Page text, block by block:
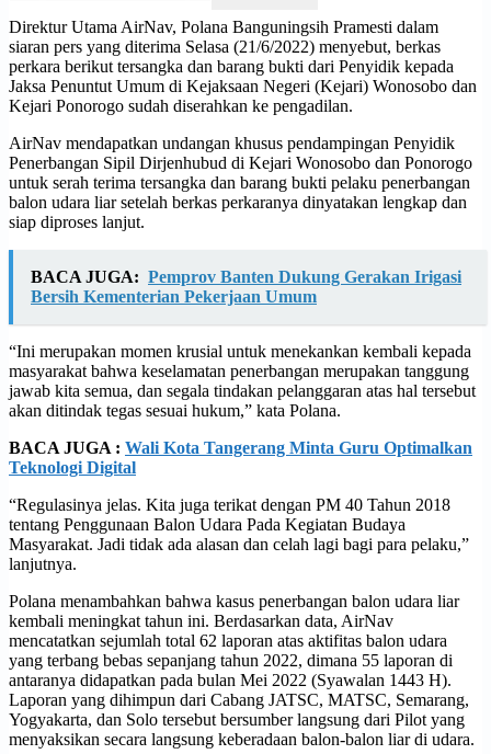
Direktur Utama AirNav, Polana Banguningsih Pramesti dalam
siaran pers yang diterima Selasa (21/6/2022) menyebut, berkas
perkara berikut tersangka dan barang bukti dari Penyidik kepada
Jaksa Penuntut Umum di Kejaksaan Negeri (Kejari) Wonosobo dan
Kejari Ponorogo sudah diserahkan ke pengadilan.
AirNav mendapatkan undangan khusus pendampingan Penyidik
Penerbangan Sipil Dirjenhubud di Kejari Wonosobo dan Ponorogo
untuk serah terima tersangka dan barang bukti pelaku penerbangan
balon udara liar setelah berkas perkaranya dinyatakan lengkap dan
siap diproses lanjut.
BACA JUGA: Pemprov Banten Dukung Gerakan Irigasi
Bersih Kementerian Pekerjaan Umum
“Ini merupakan momen krusial untuk menekankan kembali kepada
masyarakat bahwa keselamatan penerbangan merupakan tanggung
jawab kita semua, dan segala tindakan pelanggaran atas hal tersebut
akan ditindak tegas sesuai hukum,” kata Polana.
BACA JUGA : Wali Kota Tangerang Minta Guru Optimalkan
Teknologi Digital
“Regulasinya jelas. Kita juga terikat dengan PM 40 Tahun 2018
tentang Penggunaan Balon Udara Pada Kegiatan Budaya
Masyarakat. Jadi tidak ada alasan dan celah lagi bagi para pelaku,”
lanjutnya.
Polana menambahkan bahwa kasus penerbangan balon udara liar
kembali meningkat tahun ini. Berdasarkan data, AirNav
mencatatkan sejumlah total 62 laporan atas aktifitas balon udara
yang terbang bebas sepanjang tahun 2022, dimana 55 laporan di
antaranya didapatkan pada bulan Mei 2022 (Syawalan 1443 H).
Laporan yang dihimpun dari Cabang JATSC, MATSC, Semarang,
Yogyakarta, dan Solo tersebut bersumber langsung dari Pilot yang
menyaksikan secara langsung keberadaan balon-balon liar di udara.